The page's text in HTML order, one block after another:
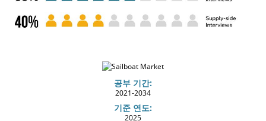
공부 기간:
2021-2034
기준 연도:
2025